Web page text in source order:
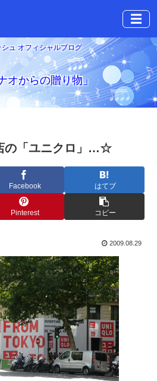
☰
シュ オフィシャルブログ
オからの贈り物」
の「ユニクロ」…☆
Facebook はてブ
Pinterest コピー
2009.08.29